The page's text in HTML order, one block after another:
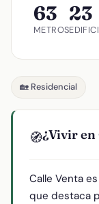
63
METROS
23
🏡 Residencial
🧭¿Vivir en
Calle Venta
que destaca